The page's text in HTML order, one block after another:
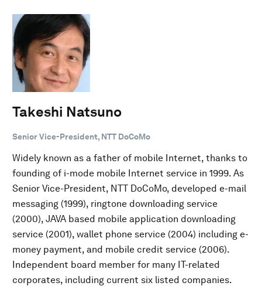
Takeshi Natsuno
Senior Vice-President, NTT DoCoMo
Widely known as a father of mobile Internet, thanks to
founding of i-mode mobile Internet service in 1999. As
Senior Vice-President, NTT DoCoMo, developed e-mail
messaging (1999), ringtone downloading service
(2000), JAVA based mobile application downloading
service (2001), wallet phone service (2004) including e-
money payment, and mobile credit service (2006).
Independent board member for many IT-related
corporates, including current six listed companies.